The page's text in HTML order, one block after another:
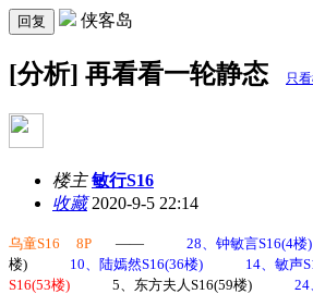
回复 侠客岛
[分析] 再看看一轮静态 只
楼主 敏行S16
收藏2020-9-5 22:14
乌童S16 8P —— 28 、钟敏言S16(4楼)
楼) 10 、陆嫣然S16(36楼) 14 、敏声
S16(53楼) 5 、东方夫人 S16(59楼) 24